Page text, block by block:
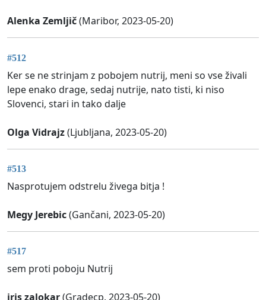
Alenka Zemljič(Maribor, 2023-05-20)
#512
Ker se ne strinjam z pobojem nutrij, meni so vse živali
lepe enako drage, sedaj nutrije, nato tisti, ki niso
Slovenci, stari in tako dalje
Olga Vidrajz(Ljubljana, 2023-05-20)
#513
Nasprotujem odstrelu živega bitja !
Megy Jerebic(Gančani, 2023-05-20)
#517
sem proti poboju Nutrij
iris zalokar(Gradecp, 2023-05-20)